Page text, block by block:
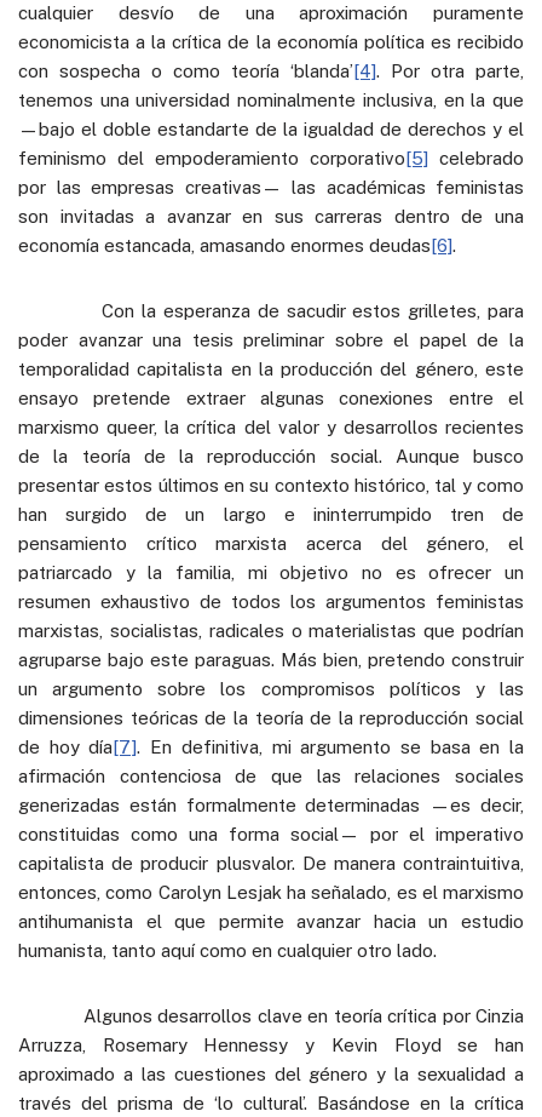
cualquier desvío de una aproximación puramente
economicista a la crítica de la economía política es recibido
con sospecha o como teoría ‘blanda’[4]. Por otra parte,
tenemos una universidad nominalmente inclusiva, en la que
—bajo el doble estandarte de la igualdad de derechos y el
feminismo del empoderamiento corporativo[5] celebrado
por las empresas creativas— las académicas feministas
son invitadas a avanzar en sus carreras dentro de una
economía estancada, amasando enormes deudas[6].
Con la esperanza de sacudir estos grilletes, para
poder avanzar una tesis preliminar sobre el papel de la
temporalidad capitalista en la producción del género, este
ensayo pretende extraer algunas conexiones entre el
marxismo queer, la crítica del valor y desarrollos recientes
de la teoría de la reproducción social. Aunque busco
presentar estos últimos en su contexto histórico, tal y como
han surgido de un largo e ininterrumpido tren de
pensamiento crítico marxista acerca del género, el
patriarcado y la familia, mi objetivo no es ofrecer un
resumen exhaustivo de todos los argumentos feministas
marxistas, socialistas, radicales o materialistas que podrían
agruparse bajo este paraguas. Más bien, pretendo construir
un argumento sobre los compromisos políticos y las
dimensiones teóricas de la teoría de la reproducción social
de hoy día[7]. En definitiva, mi argumento se basa en la
afirmación contenciosa de que las relaciones sociales
generizadas están formalmente determinadas —es decir,
constituidas como una forma social— por el imperativo
capitalista de producir plusvalor. De manera contraintuitiva,
entonces, como Carolyn Lesjak ha señalado, es el marxismo
antihumanista el que permite avanzar hacia un estudio
humanista, tanto aquí como en cualquier otro lado.
Algunos desarrollos clave en teoría crítica por Cinzia
Arruzza, Rosemary Hennessy y Kevin Floyd se han
aproximado a las cuestiones del género y la sexualidad a
través del prisma de ‘lo cultural’. Basándose en la crítica